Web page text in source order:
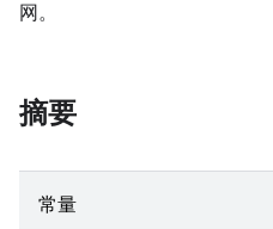
网。
摘要
常量